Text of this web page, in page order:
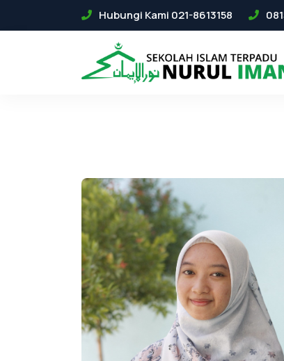
Hubungi Kami 021-8613158